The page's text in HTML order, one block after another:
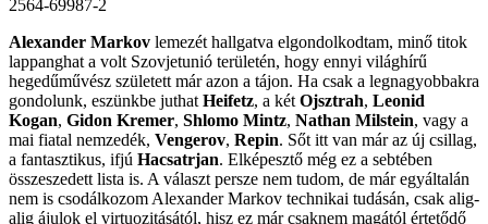
2564-69987-2
Alexander Markov lemezét hallgatva elgondolkodtam, minő titok
lappanghat a volt Szovjetunió területén, hogy ennyi világhírű
hegedűművész született már azon a tájon. Ha csak a legnagyobbakra
gondolunk, eszünkbe juthatHeifetz, a kétOjsztrah, Leonid
Kogan, Gidon Kremer, Shlomo Mintz, Nathan Milstein, vagy a
mai fiatal nemzedék, Vengerov, Repin. Sőt itt van már az új csillag,
a fantasztikus, ifjú Hacsatrjan. Elképesztő még ez a sebtében
összeszedett lista is. A választ persze nem tudom, de már egyáltalán
nem is csodálkozom Alexander Markov technikai tudásán, csak alig-
alig ájulok el virtuozitásától, hisz ez már csaknem magától értetődő